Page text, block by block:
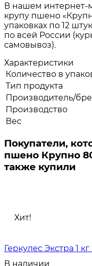
В нашем интернет-
крупу пшено
упаковках по 12
по всей России
самовывоз).
Характеристики
Количество в
Тип продукта
Производитель/
Производство
Вес
Покупатели,
пшено Крупно
также купили
Хит!
Геркулес Экстра 1
В наличии